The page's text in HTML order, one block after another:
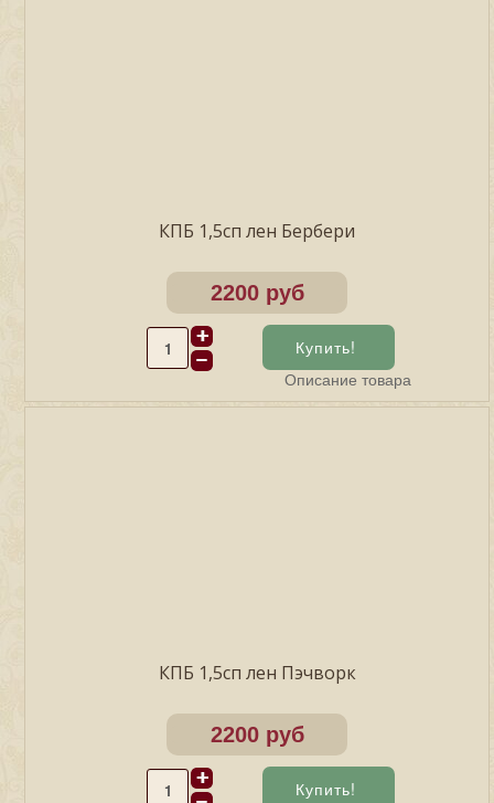
КПБ 1,5сп лен Бербери
2200 руб
Описание товара
КПБ 1,5сп лен Пэчворк
2200 руб